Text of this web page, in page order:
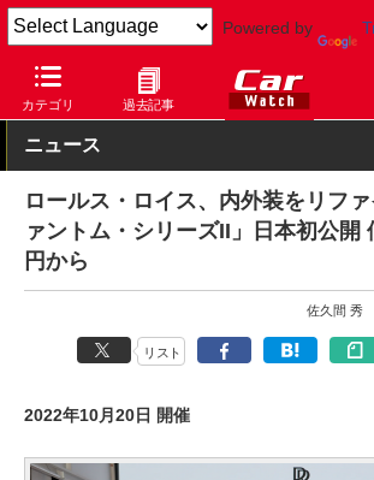
Powered by
カテゴリ 過去記事
Car Watch 自動車 ロールス・ロイス 乗
ニュース
ロールス・ロイス、内外装をリフ
ァントム・シリーズII」日本初公開
円から
佐久間 秀
リスト
2022年10月20日 開催